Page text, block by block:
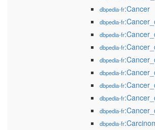
dbpedia-fr:Cancer
dbpedia-fr
dbpedia-fr
dbpedia-fr
dbpedia-fr
dbpedia-fr
dbpedia-fr
dbpedia-fr
dbpedia-fr
dbpedia-fr